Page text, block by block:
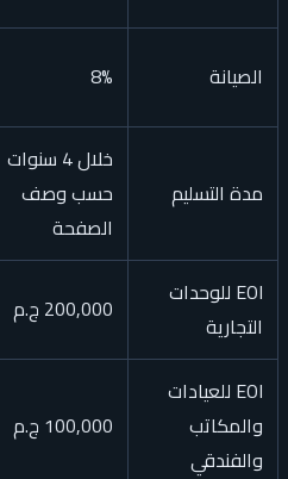
الصيانة 8%
مدة التسليم
خلال 4 سنوات
حسب وصف
الصفحة
EOI للوحدات
التجارية
200,000 ج.م
EOI للعيادات
والمكاتب
والفندقي
100,000 ج.م